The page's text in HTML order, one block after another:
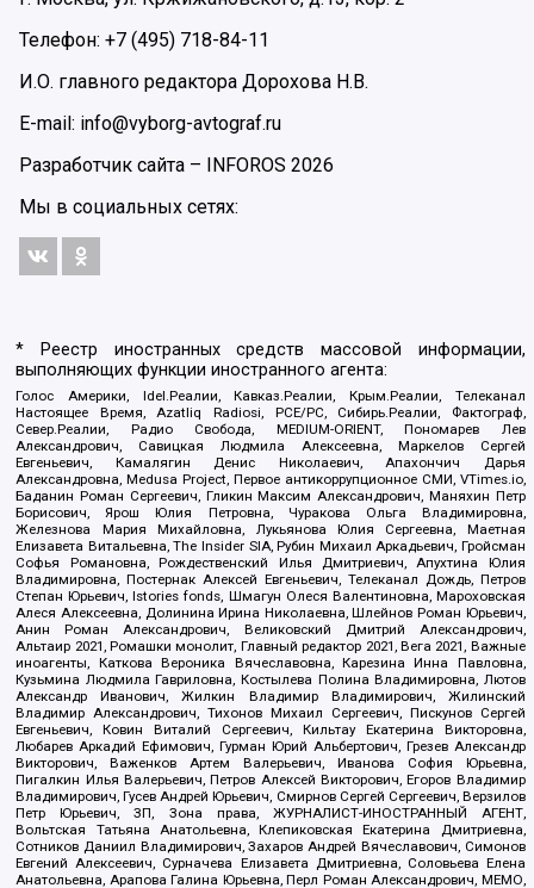
Телефон: +7 (495) 718-84-11
И.О. главного редактора Дорохова Н.В.
E-mail: info@vyborg-avtograf.ru
Разработчик сайта –
INFOROS 2026
Мы в социальных сетях:
* Реестр иностранных средств массовой информации,
выполняющих функции иностранного агента:
Голос Америки, Idel.Реалии, Кавказ.Реалии, Крым.Реалии, Телеканал
Настоящее Время, Azatliq Radiosi, PCE/PC, Сибирь.Реалии, Фактограф,
Север.Реалии, Радио Свобода, MEDIUM-ORIENT, Пономарев Лев
Александрович, Савицкая Людмила Алексеевна, Маркелов Сергей
Евгеньевич, Камалягин Денис Николаевич, Апахончич Дарья
Александровна, Medusa Project, Первое антикоррупционное СМИ, VTimes.io,
Баданин Роман Сергеевич, Гликин Максим Александрович, Маняхин Петр
Борисович, Ярош Юлия Петровна, Чуракова Ольга Владимировна,
Железнова Мария Михайловна, Лукьянова Юлия Сергеевна, Маетная
Елизавета Витальевна, The Insider SIA, Рубин Михаил Аркадьевич, Гройсман
Софья Романовна, Рождественский Илья Дмитриевич, Апухтина Юлия
Владимировна, Постернак Алексей Евгеньевич, Телеканал Дождь, Петров
Степан Юрьевич, Istories fonds, Шмагун Олеся Валентиновна, Мароховская
Алеся Алексеевна, Долинина Ирина Николаевна, Шлейнов Роман Юрьевич,
Анин Роман Александрович, Великовский Дмитрий Александрович,
Альтаир 2021, Ромашки монолит, Главный редактор 2021, Вега 2021, Важные
иноагенты, Каткова Вероника Вячеславовна, Карезина Инна Павловна,
Кузьмина Людмила Гавриловна, Костылева Полина Владимировна, Лютов
Александр Иванович, Жилкин Владимир Владимирович, Жилинский
Владимир Александрович, Тихонов Михаил Сергеевич, Пискунов Сергей
Евгеньевич, Ковин Виталий Сергеевич, Кильтау Екатерина Викторовна,
Любарев Аркадий Ефимович, Гурман Юрий Альбертович, Грезев Александр
Викторович, Важенков Артем Валерьевич, Иванова София Юрьевна,
Пигалкин Илья Валерьевич, Петров Алексей Викторович, Егоров Владимир
Владимирович, Гусев Андрей Юрьевич, Смирнов Сергей Сергеевич, Верзилов
Петр Юрьевич, ЗП, Зона права, ЖУРНАЛИСТ-ИНОСТРАННЫЙ АГЕНТ,
Вольтская Татьяна Анатольевна, Клепиковская Екатерина Дмитриевна,
Сотников Даниил Владимирович, Захаров Андрей Вячеславович, Симонов
Евгений Алексеевич, Сурначева Елизавета Дмитриевна, Соловьева Елена
Анатольевна, Арапова Галина Юрьевна, Перл Роман Александрович, МЕМО,